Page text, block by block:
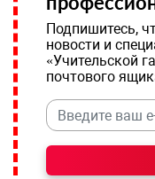
Подпишитесь,
новости и
«Учительской
почтового